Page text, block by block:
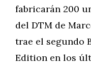
fabricarán 200
del DTM de
trae el segundo
Edition en los